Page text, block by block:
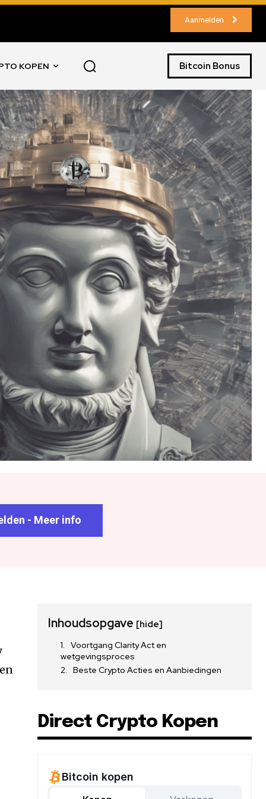
Aanmelden
KOPEN Bitcoin Bonus
- Meer info
Inhoudsopgave [hide]
Voortgang Clarity Act en
wetgevingsproces
Beste Crypto Acties en Aanbiedingen
Direct Crypto Kopen